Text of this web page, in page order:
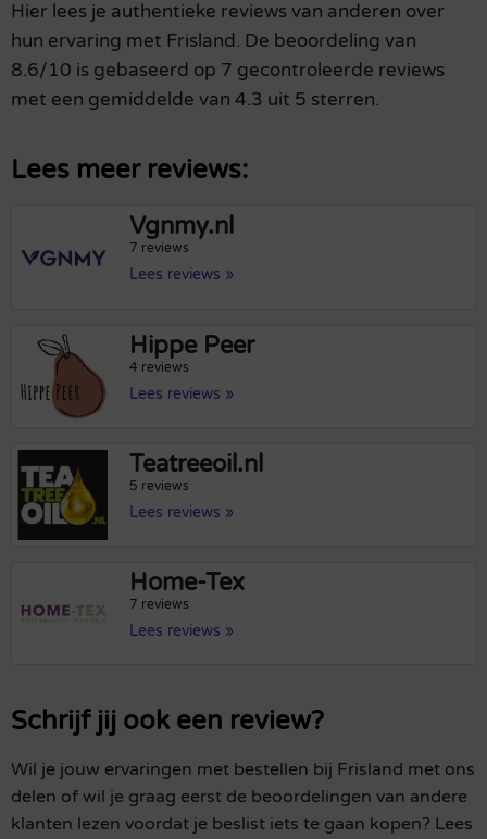
Hier lees je authentieke reviews van anderen over
hun ervaring met Frisland. De beoordeling van
8.6/10 is gebaseerd op 7 gecontroleerde reviews
met een gemiddelde van 4.3 uit 5 sterren.
Lees meer reviews:
Vgnmy.nl
7 reviews
Lees reviews »
Hippe Peer
4 reviews
Lees reviews »
Teatreeoil.nl
5 reviews
Lees reviews »
Home-Tex
7 reviews
Lees reviews »
Schrijf jij ook een review?
Wil je jouw ervaringen met bestellen bij Frisland met ons
delen of wil je graag eerst de beoordelingen van andere
klanten lezen voordat je beslist iets te gaan kopen? Lees